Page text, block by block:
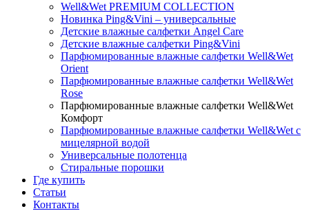
Well&Wet PREMIUM COLLECTION
Новинка Ping&Vini – универсальные
Детские влажные салфетки Angel Care
Детские влажные салфетки Ping&Vini
Парфюмированные влажные салфетки Well&Wet
Orient
Парфюмированные влажные салфетки Well&Wet
Rose
Парфюмированные влажные салфетки Well&Wet
Комфорт
Парфюмированные влажные салфетки Well&Wet с
мицелярной водой
Универсальные полотенца
Стиральные порошки
Где купить
Статьи
Контакты